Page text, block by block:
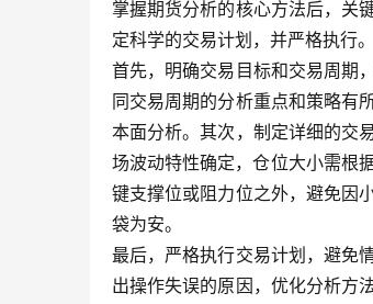
掌握期货分析的核心方法后，关
定科学的交易计划，并严格执行。
首先，明确交易目标和交易周期
同交易周期的分析重点和策略有
本面分析。其次，制定详细的交
场波动特性确定，仓位大小需根
键支撑位或阻力位之外，避免因
袋为安。
最后，严格执行交易计划，避免
出操作失误的原因，优化分析方